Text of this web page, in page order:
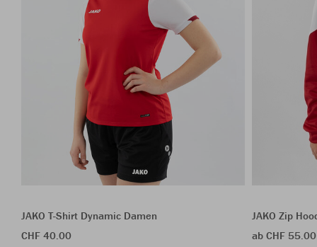
JAKO T-Shirt Dynamic Damen
CHF 40.00
JAKO Zip
ab CHF 55.00